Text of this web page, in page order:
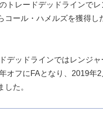
トレードデッドラインで
コール・ハメルズを獲得し
デッドラインではレンジ
オフにFAとなり、2019年
した。